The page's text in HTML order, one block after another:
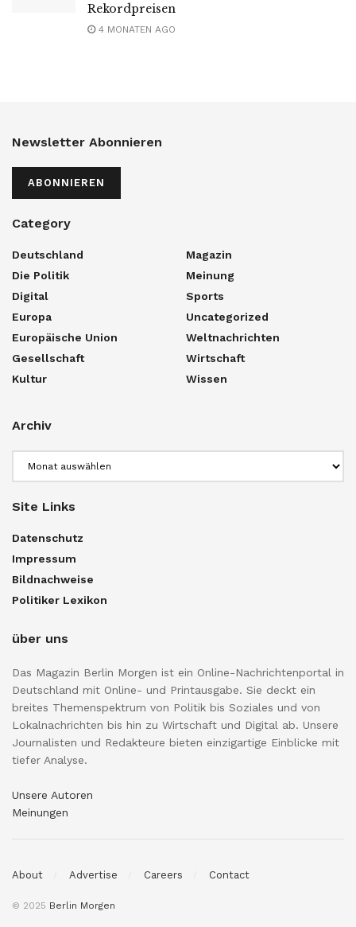
Rekordpreisen
4 MONATEN AGO
Newsletter Abonnieren
ABONNIEREN
Category
Deutschland
Die Politik
Digital
Europa
Europäische Union
Gesellschaft
Kultur
Magazin
Meinung
Sports
Uncategorized
Weltnachrichten
Wirtschaft
Wissen
Archiv
Site Links
Datenschutz
Impressum
Bildnachweise
Politiker Lexikon
über uns
Das Magazin Berlin Morgen ist ein Online-Nachrichtenportal in
Deutschland mit Online- und Printausgabe. Sie deckt ein
breites Themenspektrum von Politik bis Soziales und von
Lokalnachrichten bis hin zu Wirtschaft und Digital ab. Unsere
Journalisten und Redakteure bieten einzigartige Einblicke mit
tiefer Analyse.
Unsere Autoren
Meinungen
About Advertise Careers Contact
© 2025 Berlin Morgen